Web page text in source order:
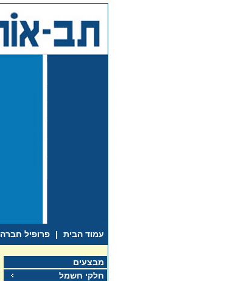
עמוד הבית | פרופיל חברה
מבצעים
חלקי חשמל